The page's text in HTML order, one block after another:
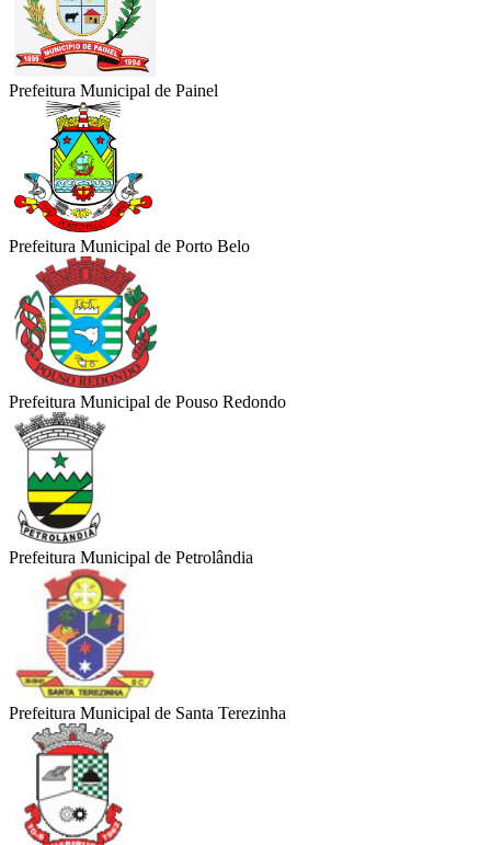
Prefeitura Municipal de Painel
Prefeitura Municipal de Porto Belo
Prefeitura Municipal de Pouso Redondo
Prefeitura Municipal de Petrolândia
Prefeitura Municipal de Santa Terezinha